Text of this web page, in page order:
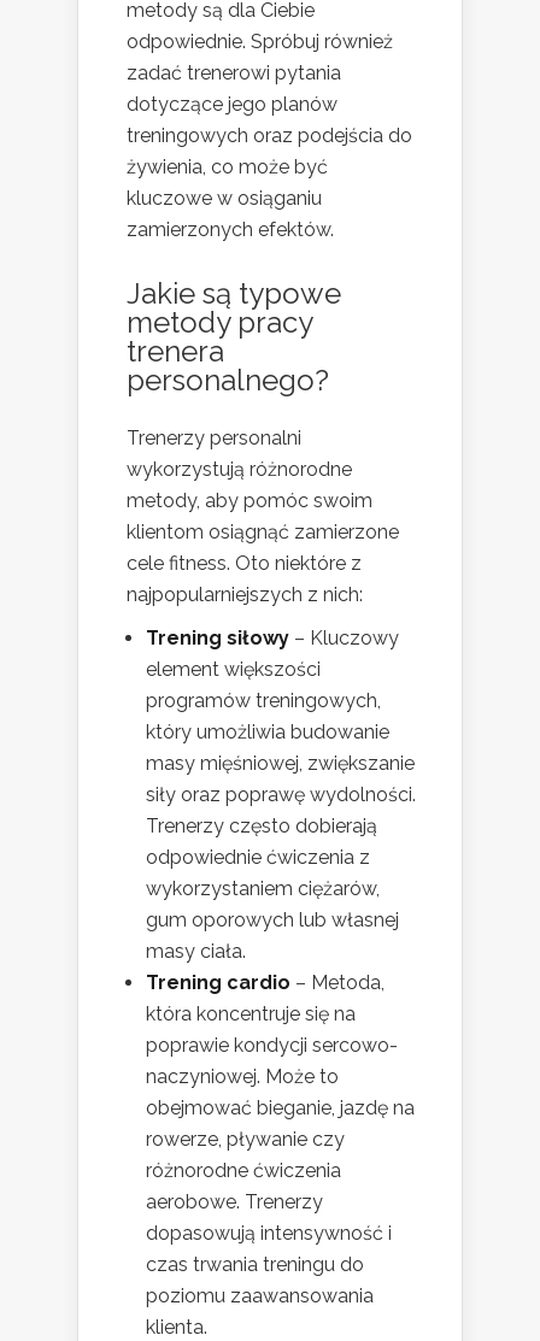
metody są dla Ciebie
odpowiednie. Spróbuj również
zadać trenerowi pytania
dotyczące jego planów
treningowych oraz podejścia do
żywienia, co może być
kluczowe w osiąganiu
zamierzonych efektów.
Jakie są typowe
metody pracy
trenera
personalnego?
Trenerzy personalni
wykorzystują różnorodne
metody, aby pomóc swoim
klientom osiągnąć zamierzone
cele fitness. Oto niektóre z
najpopularniejszych z nich:
Trening siłowy – Kluczowy
element większości
programów treningowych,
który umożliwia budowanie
masy mięśniowej, zwiększanie
siły oraz poprawę wydolności.
Trenerzy często dobierają
odpowiednie ćwiczenia z
wykorzystaniem ciężarów,
gum oporowych lub własnej
masy ciała.
Trening cardio – Metoda,
która koncentruje się na
poprawie kondycji sercowo-
naczyniowej. Może to
obejmować bieganie, jazdę na
rowerze, pływanie czy
różnorodne ćwiczenia
aerobowe. Trenerzy
dopasowują intensywność i
czas trwania treningu do
poziomu zaawansowania
klienta.